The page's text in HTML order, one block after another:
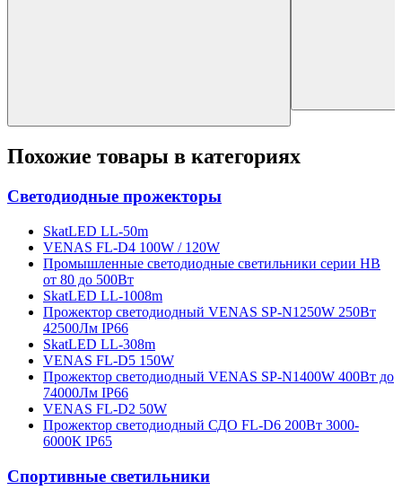
Похожие товары в категориях
Светодиодные прожекторы
SkatLED LL-50m
VENAS FL-D4 100W / 120W
Промышленные светодиодные светильники серии HB
от 80 до 500Вт
SkatLED LL-1008m
Прожектор светодиодный VENAS SP-N1250W 250Вт
42500Лм IP66
SkatLED LL-308m
VENAS FL-D5 150W
Прожектор светодиодный VENAS SP-N1400W 400Вт до
74000Лм IP66
VENAS FL-D2 50W
Прожектор светодиодный СДО FL-D6 200Вт 3000-
6000К IP65
Спортивные светильники